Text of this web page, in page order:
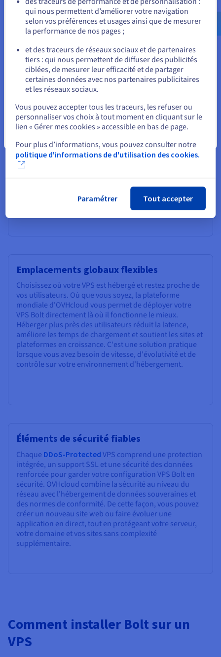
vos applications sécurisés.
Pourquoi choisir OVHcloud pour
votre VPS Bolt ?
L'hébergement VPS Bolt d'OVHcloud est conçu pour un
hébergement d'application stable, avec des
automatisées et des options de déploiement flexibles.
Peu importe ce que vous déployez - une application Bolt,
un site web PHP ou un dépôt GitHub - votre VPS garde
développeurs peuvent exécuter des applications prêtes
pour la production et bénéficier d'un temps de
disponibilité prévisible et d'un accès aux données
Emplacements globaux flexibles
Choisissez où votre VPS est hébergé et restez proche de
vos utilisateurs. Où que vous soyez, la plateforme
mondiale d'OVHcloud vous permet de déployer votre
VPS Bolt directement là où il fonctionne le mieux.
Héberger plus près des utilisateurs réduit la latence,
améliore les temps de chargement et soutient les sites et
plateformes en croissance. C'est une solution pratique
lorsque vous avez besoin de vitesse, d'évolutivité et de
contrôle sur votre environnement d'hébergement.
Éléments de sécurité fiables
Chaque DDoS-Protected VPS comprend une protection
intégrée, un support SSL et une sécurité des données
renforcée pour garder votre configuration VPS Bolt en
sécurité. OVHcloud combine la sécurité au niveau du
réseau avec l'hébergement de données souveraines et
des normes de conformité. De cette façon, vous pouvez
créer un nouveau site web ou faire évoluer une
application en direct, tout en protégeant votre serveur,
votre domaine et vos sites sans complexité
supplémentaire.
Comment installer Bolt sur un
VPS
us.ovhcloud.com/
Anglais USD - $
ou
Rester sur le site actuel
Sélectionner un autre site web
qui nous permettent d’améliorer votre navigation
selon vos préférences et usages ainsi que de mesurer
la performance de nos pages ;
et des traceurs de réseaux sociaux et de partenaires
tiers : qui nous permettent de diffuser des publicités
ciblées, de mesurer leur efficacité et de partager
certaines données avec nos partenaires publicitaires
et les réseaux sociaux.
Vous pouvez accepter tous les traceurs, les refuser ou
personnaliser vos choix à tout moment en cliquant sur le
lien « Gérer mes cookies » accessible en bas de page.
Pour plus d’informations, vous pouvez consulter notre
politique d'informations de d'utilisation des cookies.
Paramétrer Tout accepter